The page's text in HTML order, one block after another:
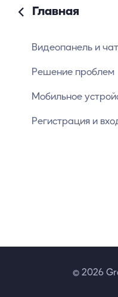
Главная
Видеопанель и чат
Решение проблем
Мобильное
Регистрация и
© 2026